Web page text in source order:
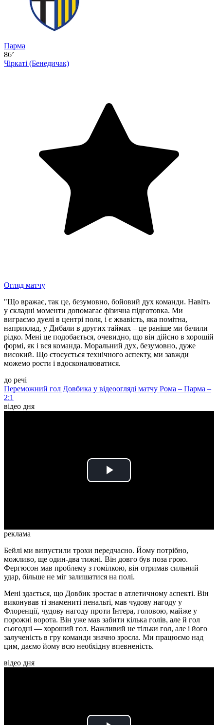
Парма
86’
Чіркаті (Бенедичак)
Огляд матчу
"Що вражає, так це, безумовно, бойовий дух команди. Навіть
у складні моменти допомагає фізична підготовка. Ми
виграємо дуелі в центрі поля, і є жвавість, яка помітна,
наприклад, у Дибали в других таймах – це раніше ми бачили
рідко. Мені це подобається, очевидно, що він дійсно в хорошій
формі, як і вся команда. Моральний дух, безумовно, дуже
високий. Що стосується технічного аспекту, ми завжди
можемо рости і вдосконалюватися.
до речі
Переможний гол Довбика у відеоогляді матчу Рома – Парма –
2:1
відео дня
Play
реклама
Бейлі ми випустили трохи передчасно. Йому потрібно,
можливо, ще один-два тижні. Він довго був поза грою.
Фергюсон мав проблему з гомілкою, він отримав сильний
удар, більше не міг залишатися на полі.
Мені здається, що Довбик зростає в атлетичному аспекті. Він
виконував ті знамениті пенальті, мав чудову нагоду у
Флоренції, чудову нагоду проти Інтера, головою, майже у
порожні ворота. Він уже мав забити кілька голів, але й гол
сьогодні — хороший гол. Важливий не тільки гол, але і його
залученість в гру команди значно зросла. Ми працюємо над
цим, даємо йому всю необхідну впевненість.
відео дня